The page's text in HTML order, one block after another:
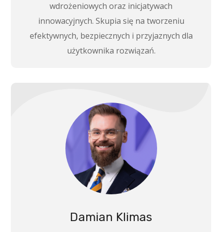
wdrożeniowych oraz inicjatywach
innowacyjnych. Skupia się na tworzeniu
efektywnych, bezpiecznych i przyjaznych dla
użytkownika rozwiązań.
Damian Klimas